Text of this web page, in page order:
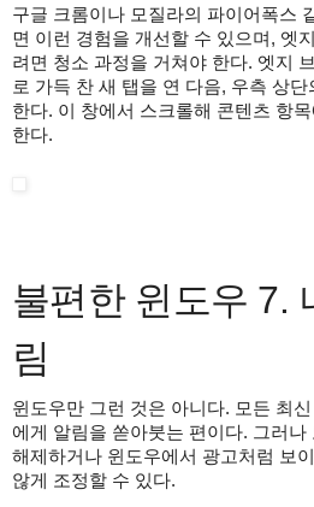
구글 크롬이나 모질라의 파이어폭스
면 이런 경험을 개선할 수 있으며, 엣
려면 청소 과정을 거쳐야 한다. 엣지
로 가득 찬 새 탭을 연 다음, 우측 상
한다. 이 창에서 스크롤해 콘텐츠 항목
한다.
불편한 윈도우 7.
림
윈도우만 그런 것은 아니다. 모든 최
에게 알림을 쏟아붓는 편이다. 그러나
해제하거나 윈도우에서 광고처럼 보
않게 조정할 수 있다.